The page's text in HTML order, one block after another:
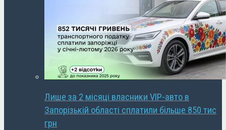
Лише за 2 місяці власники VIP-авто в
Запорізькій області сплатили більше 850 тис
грн